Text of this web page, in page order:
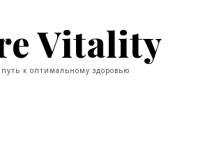
Vitality
к оптимальному здоровью